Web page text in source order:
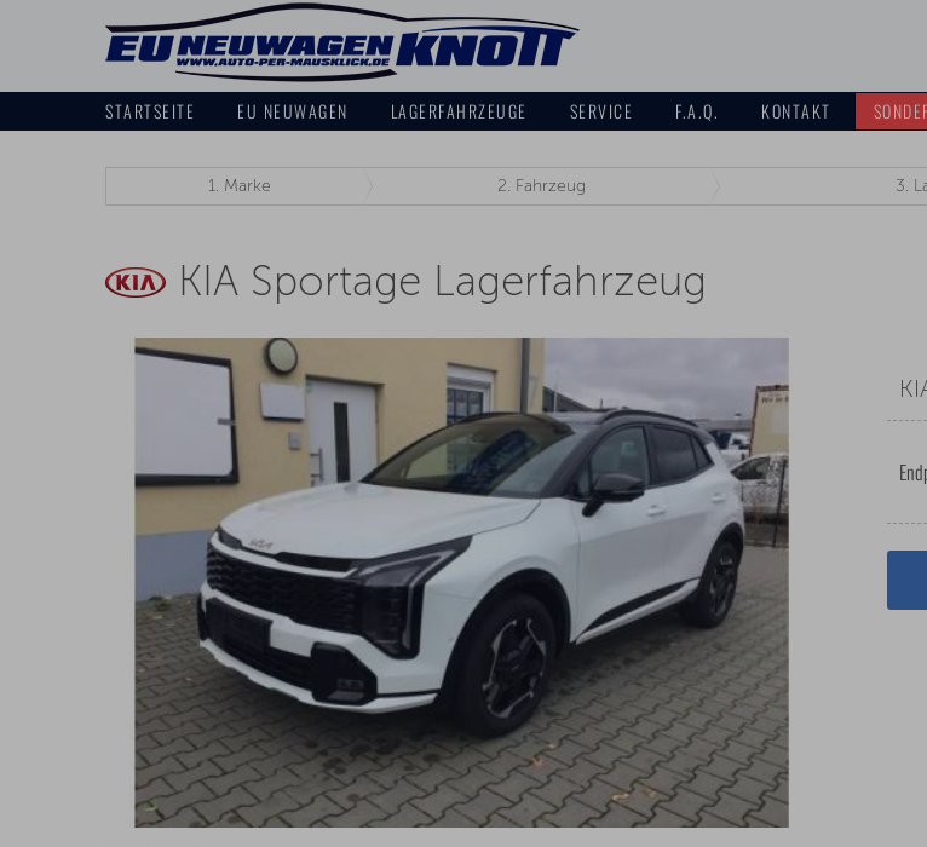
STARTSEITE EU NEUWAGEN LAGERFAHRZEUGE SERVICE F.A.Q. KONTAKT
1. Marke 2. Fahrzeug 3.
KIA Sportage Lagerfahrzeug